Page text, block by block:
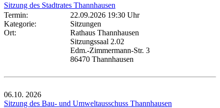
Sitzung des Stadtrates Thannhausen
Termin:
22.09.2026 19:30 Uhr
Kategorie:
Sitzungen
Ort:
Rathaus Thannhausen
Sitzungssaal 2.02
Edm.-Zimmermann-Str. 3
86470 Thannhausen
06.10. 2026
Sitzung des Bau- und Umweltausschuss Thannhausen